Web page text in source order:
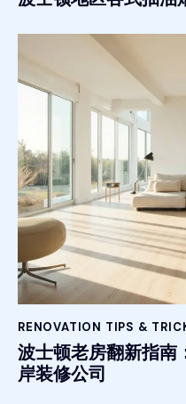
RENOVATION TIPS &
波士顿老房翻新指南
岸装修公司